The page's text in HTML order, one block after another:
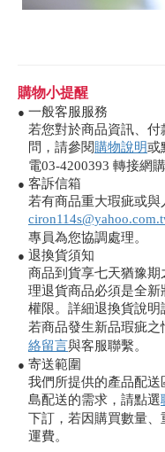
購物小提醒
● 一般客服服務
若您對於商品資訊、
問，請參閱購物說明或
電03-4200393 轉接網購
● 客訴信箱
若有商品重大瑕疵或
專員為您協調處理。
● 退換貨須知
商品到貨享七天猶豫期
理退貨商品必須是全
權限。詳細退換貨說明
若商品發生新品瑕疵
絡留言與客服聯繫。
● 寄送範圍
我們所提供的產品配
島配送的需求，請點選
下訂，若因購買數量
運費。